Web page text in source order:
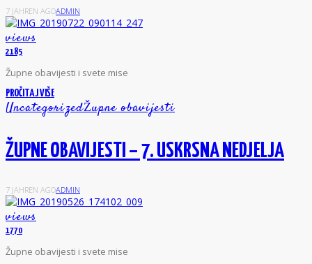
7 JAHREN AGOADMIN
views
2185
Župne obavijesti i svete mise
PROČITAJ VIŠE
UncategorizedŽupne obavijesti
ŽUPNE OBAVIJESTI – 7. USKRSNA NEDJELJA
7 JAHREN AGOADMIN
views
1770
Župne obavijesti i svete mise